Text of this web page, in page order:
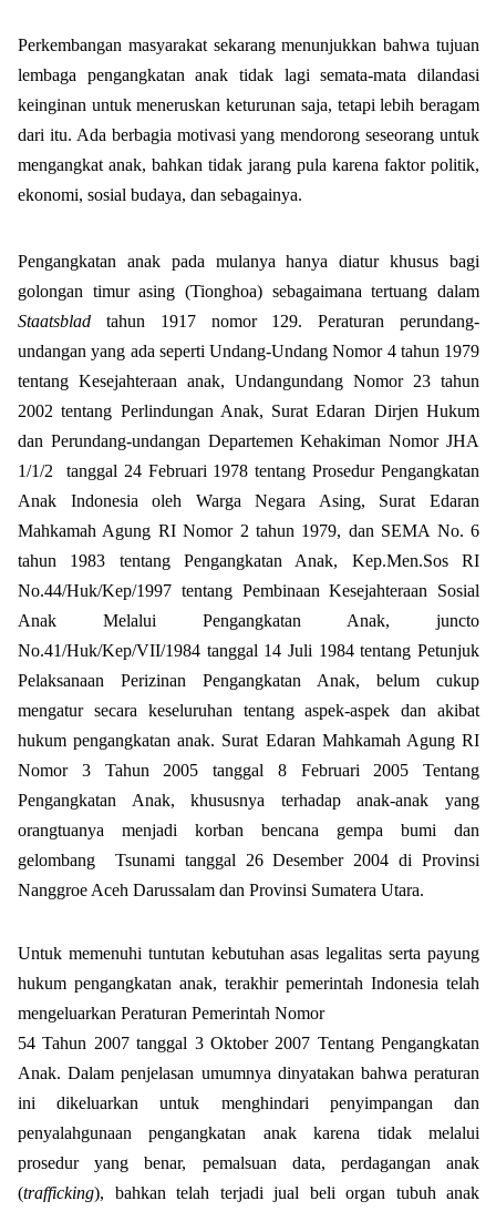
Perkembangan masyarakat sekarang menunjukkan bahwa tujuan
lembaga pengangkatan anak tidak lagi semata-mata dilandasi
keinginan untuk meneruskan keturunan saja, tetapi lebih beragam
dari itu. Ada berbagia motivasi yang mendorong seseorang untuk
mengangkat anak, bahkan tidak jarang pula karena faktor politik,
ekonomi, sosial budaya, dan sebagainya.
Pengangkatan anak pada mulanya hanya diatur khusus bagi
golongan timur asing (Tionghoa) sebagaimana tertuang dalam
Staatsblad tahun 1917 nomor 129. Peraturan perundang-
undangan yang ada seperti Undang-Undang Nomor 4 tahun 1979
tentang Kesejahteraan anak, Undangundang Nomor 23 tahun
2002 tentang Perlindungan Anak, Surat Edaran Dirjen Hukum
dan Perundang-undangan Departemen Kehakiman Nomor JHA
1/1/2
tanggal 24 Februari 1978 tentang Prosedur Pengangkatan
Anak Indonesia oleh Warga Negara Asing, Surat Edaran
Mahkamah Agung RI Nomor 2 tahun 1979, dan SEMA No. 6
tahun 1983 tentang Pengangkatan Anak, Kep.Men.Sos RI
No.44/Huk/Kep/1997 tentang Pembinaan Kesejahteraan Sosial
Anak Melalui Pengangkatan Anak, juncto
No.41/Huk/Kep/VII/1984 tanggal 14 Juli 1984 tentang Petunjuk
Pelaksanaan Perizinan Pengangkatan Anak, belum cukup
mengatur secara keseluruhan tentang aspek-aspek dan akibat
hukum pengangkatan anak. Surat Edaran Mahkamah Agung RI
Nomor 3 Tahun 2005 tanggal 8 Februari 2005 Tentang
Pengangkatan Anak, khususnya terhadap anak-anak yang
orangtuanya menjadi korban bencana gempa bumi dan
gelombang
Tsunami tanggal 26 Desember 2004 di Provinsi
Nanggroe Aceh Darussalam dan Provinsi Sumatera Utara.
Untuk memenuhi tuntutan kebutuhan asas legalitas serta payung
hukum pengangkatan anak, terakhir pemerintah Indonesia telah
mengeluarkan Peraturan Pemerintah Nomor
54 Tahun 2007 tanggal 3 Oktober 2007 Tentang Pengangkatan
Anak. Dalam penjelasan umumnya dinyatakan bahwa peraturan
ini dikeluarkan untuk menghindari penyimpangan dan
penyalahgunaan pengangkatan anak karena tidak melalui
prosedur yang benar, pemalsuan data, perdagangan anak
(trafficking), bahkan telah terjadi jual beli organ tubuh anak